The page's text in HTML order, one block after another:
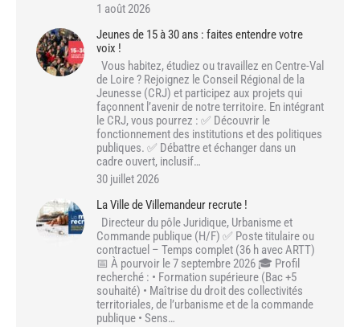
1 août 2026
Jeunes de 15 à 30 ans : faites entendre votre
voix !
Vous habitez, étudiez ou travaillez en Centre-Val
de Loire ? Rejoignez le Conseil Régional de la
Jeunesse (CRJ) et participez aux projets qui
façonnent l’avenir de notre territoire. En intégrant
le CRJ, vous pourrez : ✅ Découvrir le
fonctionnement des institutions et des politiques
publiques. ✅ Débattre et échanger dans un
cadre ouvert, inclusif…
30 juillet 2026
La Ville de Villemandeur recrute !
Directeur du pôle Juridique, Urbanisme et
Commande publique (H/F) ✅ Poste titulaire ou
contractuel – Temps complet (36 h avec ARTT)
📅 À pourvoir le 7 septembre 2026 🎓 Profil
recherché : • Formation supérieure (Bac +5
souhaité) • Maîtrise du droit des collectivités
territoriales, de l’urbanisme et de la commande
publique • Sens…